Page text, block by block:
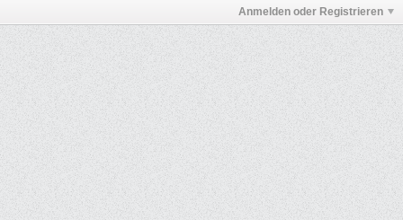
Anmelden oder Registrieren